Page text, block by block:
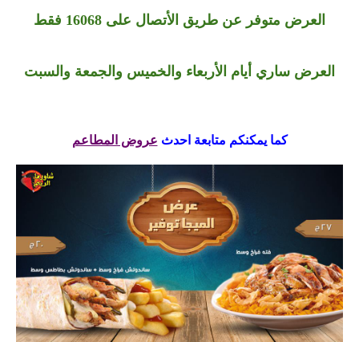
العرض متوفر عن طريق الأتصال على 16068 فقط
العرض ساري أيام الأربعاء والخميس والجمعة والسبت
كما يمكنكم متابعة احدث عروض المطاعم